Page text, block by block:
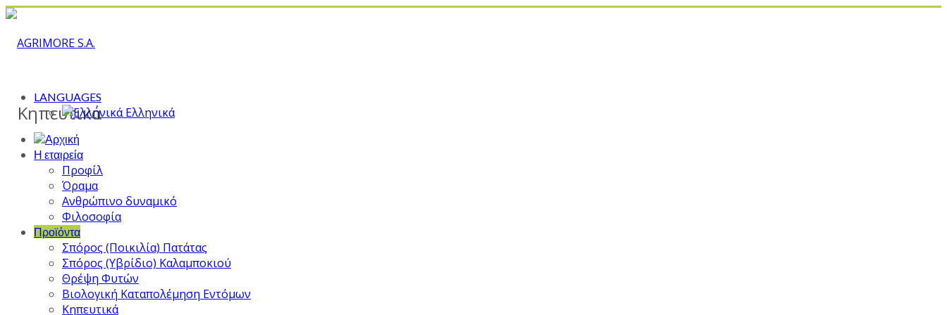
LANGUAGES
Ελληνικά
Η εταιρεία
Προφίλ
Όραμα
Ανθρώπινο δυναμικό
Φιλοσοφία
Προϊόντα
Σπόρος (Ποικιλία) Πατάτας
Σπόρος (Υβρίδιο) Καλαμποκιού
Θρέψη Φυτών
Βιολογική Καταπολέμηση Εντόμων
Κηπευτικά
Κηπευτικά